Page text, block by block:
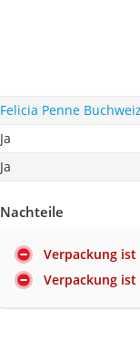
Felicia Penne
Ja
Ja
Nachteile
Verpackung
Verpackung